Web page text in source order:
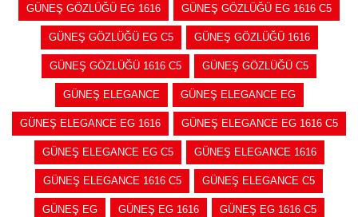
GÜNEŞ GÖZLÜĞÜ EG 1616 GÜNEŞ GÖZLÜĞÜ EG 1616 C5
GÜNEŞ GÖZLÜĞÜ EG C5 GÜNEŞ GÖZLÜĞÜ 1616
GÜNEŞ GÖZLÜĞÜ 1616 C5 GÜNEŞ GÖZLÜĞÜ C5
GÜNEŞ ELEGANCE GÜNEŞ ELEGANCE EG
GÜNEŞ ELEGANCE EG 1616 GÜNEŞ ELEGANCE EG 1616 C5
GÜNEŞ ELEGANCE EG C5 GÜNEŞ ELEGANCE 1616
GÜNEŞ ELEGANCE 1616 C5 GÜNEŞ ELEGANCE C5
GÜNEŞ EG GÜNEŞ EG 1616 GÜNEŞ EG 1616 C5